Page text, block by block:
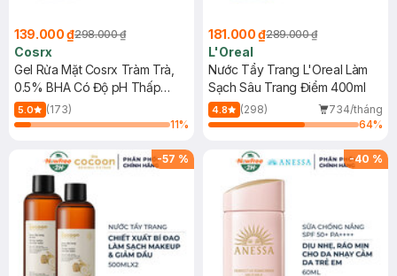
139.000 ₫298.000 ₫
Cosrx
Gel Rửa Mặt Cosrx Tràm Trà,
0.5% BHA Có Độ pH Thấp
150ml
5.0
(173)
11%
181.000 ₫289.000 ₫
L'Oreal
Nước Tẩy Trang L'Oreal Làm
Sạch Sâu Trang Điểm 400ml
4.8 (298)
734/tháng
64%
-57 % -40 %